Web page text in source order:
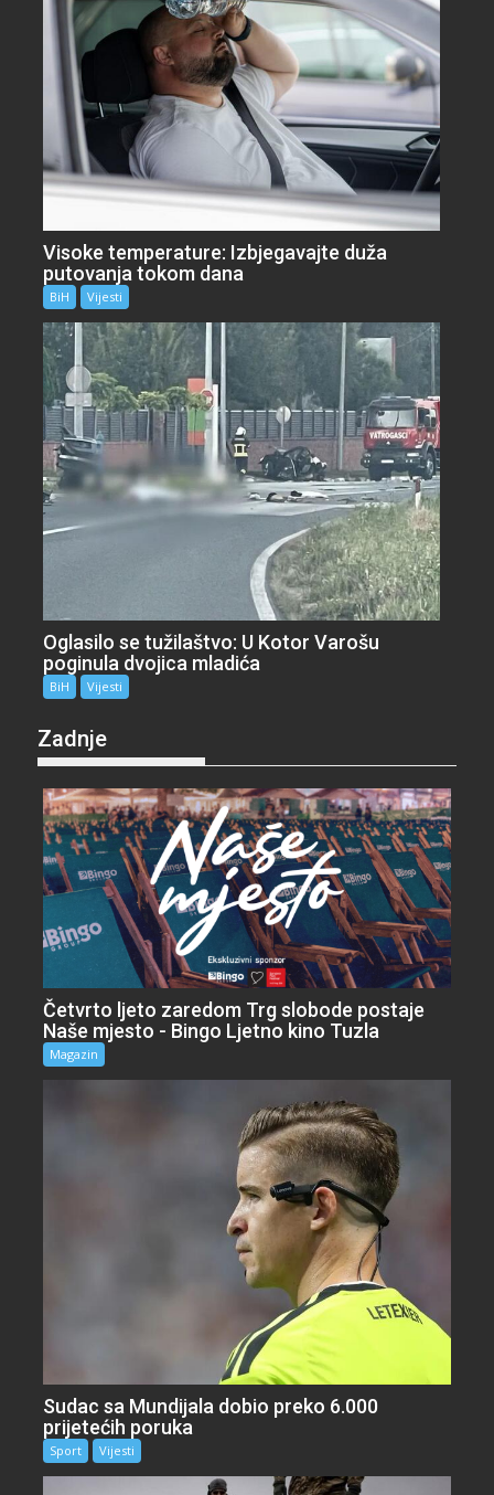
Visoke temperature: Izbjegavajte duža
putovanja tokom dana
BiH Vijesti
Oglasilo se tužilaštvo: U Kotor Varošu
poginula dvojica mladića
BiH Vijesti
Zadnje
Četvrto ljeto zaredom Trg slobode postaje
Naše mjesto - Bingo Ljetno kino Tuzla
Magazin
Sudac sa Mundijala dobio preko 6.000
prijetećih poruka
Sport Vijesti